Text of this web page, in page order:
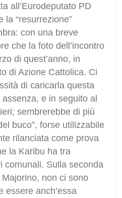
all’Eurodeputato PD
la “resurrezione”
con una breve
che la foto dell’incontro
di quest’anno, in
di Azione Cattolica. Ci
di caricarla questa
e in seguito al
sembrerebbe di più
buco”, forse utilizzabile
rilanciata come prova
la Karibu ha tra
comunali. Sulla seconda
non ci sono
essere anch’essa